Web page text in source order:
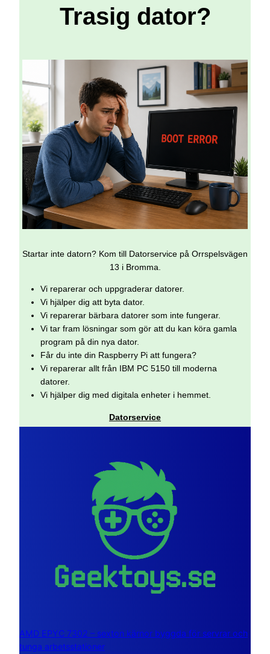
Trasig dator?
Startar inte datorn? Kom till Datorservice på Orrspelsvägen
13 i Bromma.
Vi reparerar och uppgraderar datorer.
Vi hjälper dig att byta dator.
Vi reparerar bärbara datorer som inte fungerar.
Vi tar fram lösningar som gör att du kan köra gamla
program på din nya dator.
Får du inte din Raspberry Pi att fungera?
Vi reparerar allt från IBM PC 5150 till moderna
datorer.
Vi hjälper dig med digitala enheter i hemmet.
Datorservice
AMD EPYC 7302 – sexton kärnor byggda för servrar och
tunga arbetsstationer